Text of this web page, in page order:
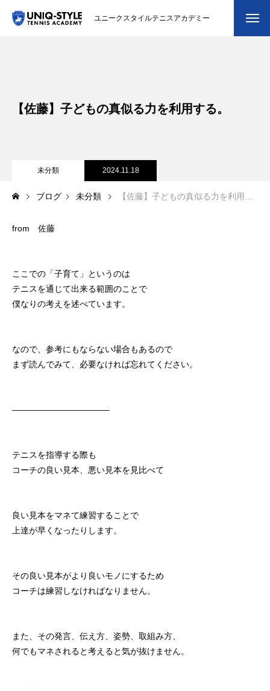
ユニークスタイルテニスアカデミー
スクール紹介・コーチ紹介
ブログ
アクセス
お問い合わせ
初めての方 システム・クラス・料金
【佐藤】子どもの真似る力を利用する。
未分類 2024.11.18
ブログ 未分類 【佐藤】子どもの真似る力を利用する。
from 佐藤
ここでの「子育て」というのは
テニスを通じて出来る範囲のことで
僕なりの考えを述べています。
なので、参考にもならない場合もあるので
まず読んでみて、必要なければ忘れてください。
———————————–
テニスを指導する際も
コーチの良い見本、悪い見本を見比べて
良い見本をマネて練習することで
上達が早くなったりします。
その良い見本がより良いモノにするため
コーチは練習しなければなりません。
また、その発言、伝え方、姿勢、取組み方、
何でもマネされると考えると気が抜けません。